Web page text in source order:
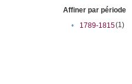
Affiner par période
•
1789-1815(1)